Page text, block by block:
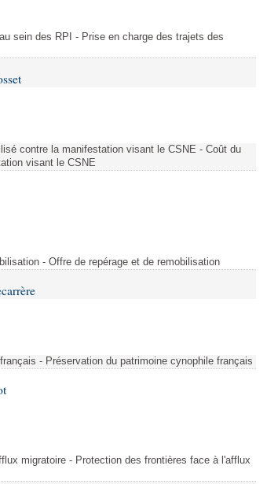
sein des RPI - Prise en charge des trajets des
contre la manifestation visant le CSNE - Coût du
visant le CSNE
- Offre de repérage et de remobilisation
- Préservation du patrimoine cynophile français
migratoire - Protection des frontières face à l'afflux